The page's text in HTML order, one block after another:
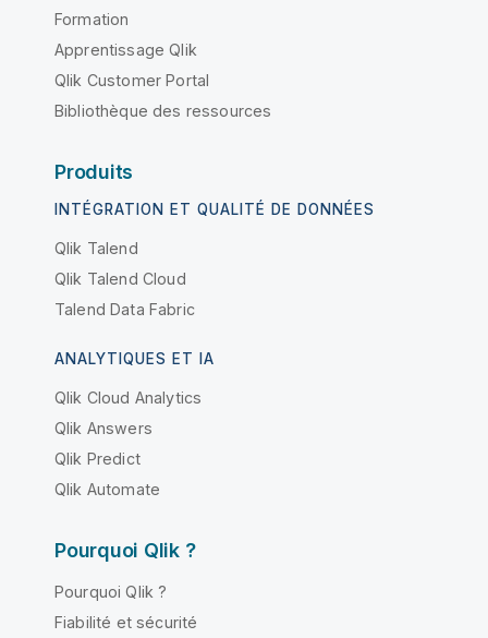
Formation
Apprentissage Qlik
Qlik Customer Portal
Bibliothèque des ressources
Produits
INTÉGRATION ET QUALITÉ DE DONNÉES
Qlik Talend
Qlik Talend Cloud
Talend Data Fabric
ANALYTIQUES ET IA
Qlik Cloud Analytics
Qlik Answers
Qlik Predict
Qlik Automate
Pourquoi Qlik ?
Pourquoi Qlik ?
Fiabilité et sécurité